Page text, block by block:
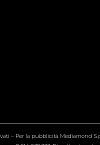
– Per la pubblicità Mediamond